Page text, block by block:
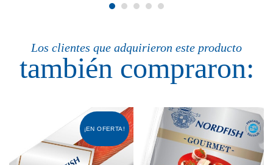
Los clientes que adquirieron este producto
también compraron:
¡EN OFERTA!